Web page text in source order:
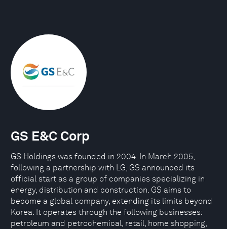
GS E&C Corp
GS Holdings was founded in 2004. In March 2005,
following a partnership with LG, GS announced its
official start as a group of companies specializing in
energy, distribution and construction. GS aims to
become a global company, extending its limits beyond
Korea. It operates through the following businesses:
petroleum and petrochemical, retail, home shopping,